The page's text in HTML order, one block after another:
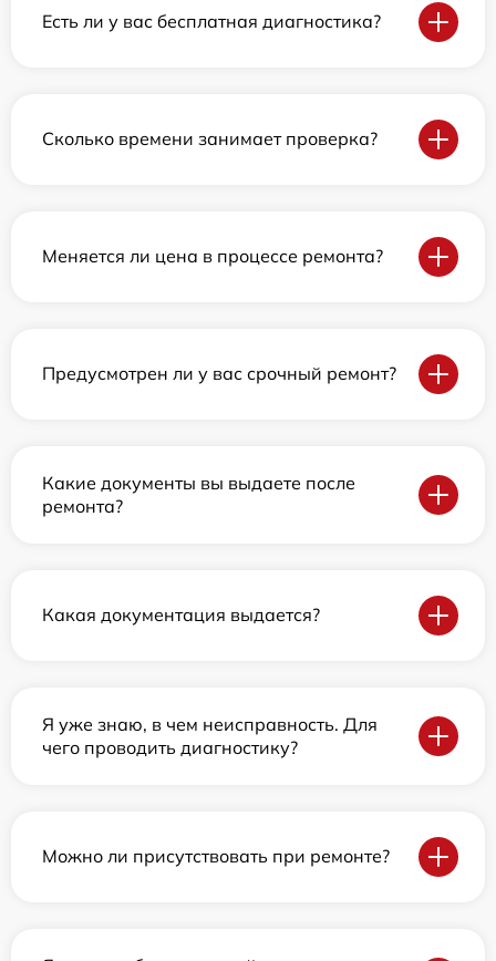
Есть ли у вас бесплатная диагностика?
Сколько времени занимает проверка?
Меняется ли цена в процессе ремонта?
Предусмотрен ли у вас срочный ремонт?
Какие документы вы выдаете после
ремонта?
Какая документация выдается?
Я уже знаю, в чем неисправность. Для
чего проводить диагностику?
Можно ли присутствовать при ремонте?